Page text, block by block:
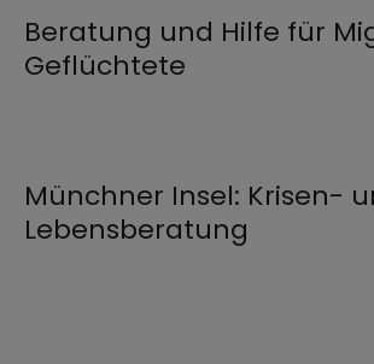
Beratung und Hilfe für
Geflüchtete
Münchner Insel: Krisen-
Lebensberatung